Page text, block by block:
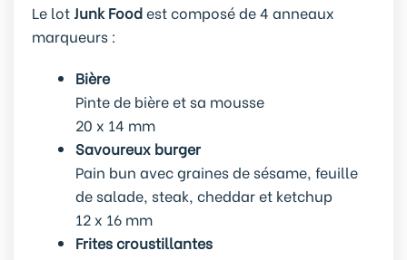
Le lot Junk Foodest composé de 4 anneaux
marqueurs :
Bière
Pinte de bière et sa mousse
20 x 14 mm
Savoureux burger
Pain bun avec graines de sésame, feuille
de salade, steak, cheddar et ketchup
12 x 16 mm
Frites croustillantes